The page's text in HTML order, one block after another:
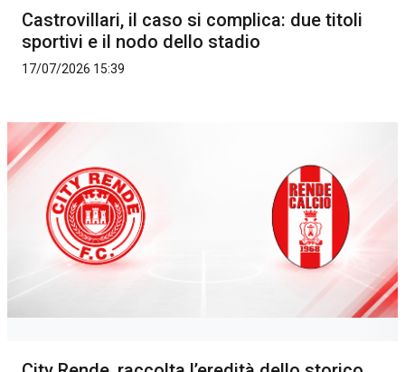
Castrovillari, il caso si complica: due titoli
sportivi e il nodo dello stadio
17/07/2026 15:39